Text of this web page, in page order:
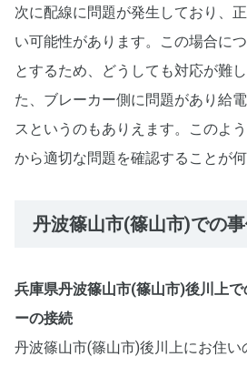
次に配線に問題が発生しており、
い可能性があります。この場合に
とするため、どうしても対応が難
た、ブレーカー側に問題があり給
スというのもありえます。このよ
から適切な問題を確認することが
丹波篠山市(篠山市)での
兵庫県丹波篠山市(篠山市)後川上
ーの接続
丹波篠山市(篠山市)後川上にお住い